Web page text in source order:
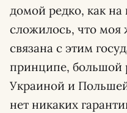
домой редко, как на
сложилось, что моя
связана с этим
принципе,
Украиной и
нет никаких